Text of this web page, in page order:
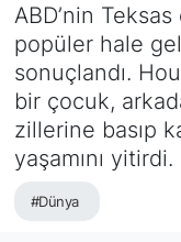
ABD’nin
popüler hale
sonuçlandı.
bir çocuk,
zillerine basıp
yaşamını yitirdi.
#Dünya
DEUTSCH
EKONOMİ
SİYASET
SAĞLIK
Son Dakika
Haber Arşivi